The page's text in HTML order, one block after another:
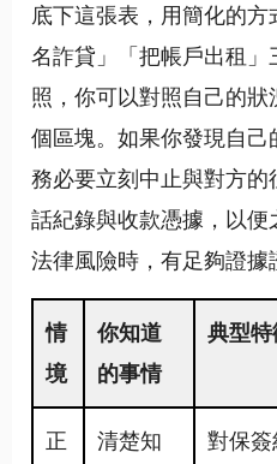
底下這張表，用簡化的
名詐貸」「把帳戶出租
照，你可以對照自己的
個區塊。如果你發現自己
務必要立刻中止與對方
話紀錄與收款憑據，以
法律風險時，有足夠證據
情
境
你知道
的事情
典型特
正
清楚知
對保簽